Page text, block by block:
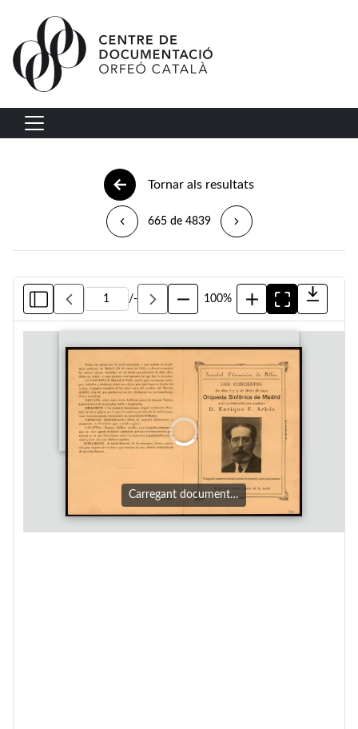
Vés al contingut
Navegació principal
Tornar als resultats
665 de 4839
/- 100%
Carregant document…